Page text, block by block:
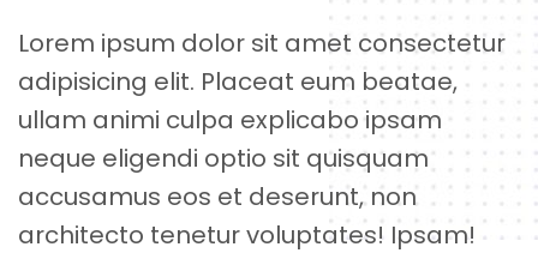
Lorem ipsum dolor sit amet consectetur
adipisicing elit. Placeat eum beatae,
ullam animi culpa explicabo ipsam
neque eligendi optio sit quisquam
accusamus eos et deserunt, non
architecto tenetur voluptates! Ipsam!